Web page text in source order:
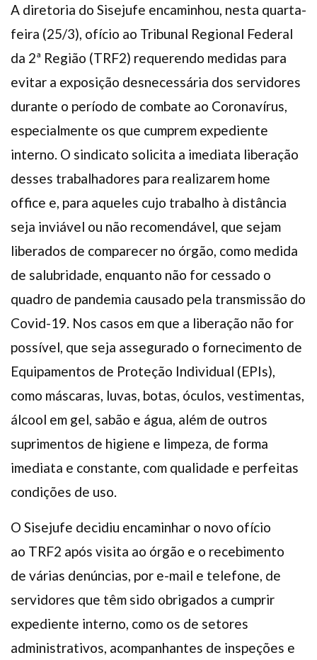
A diretoria do Sisejufe encaminhou, nesta quarta-
feira (25/3), ofício ao Tribunal Regional Federal
da 2ª Região (TRF2) requerendo medidas para
evitar a exposição desnecessária dos servidores
durante o período de combate ao Coronavírus,
especialmente os que cumprem expediente
interno. O sindicato solicita a imediata liberação
desses trabalhadores para realizarem home
office e, para aqueles cujo trabalho à distância
seja inviável ou não recomendável, que sejam
liberados de comparecer no órgão, como medida
de salubridade, enquanto não for cessado o
quadro de pandemia causado pela transmissão do
Covid-19. Nos casos em que a liberação não for
possível, que seja assegurado o fornecimento de
Equipamentos de Proteção Individual (EPIs),
como máscaras, luvas, botas, óculos, vestimentas,
álcool em gel, sabão e água, além de outros
suprimentos de higiene e limpeza, de forma
imediata e constante, com qualidade e perfeitas
condições de uso.
O Sisejufe decidiu encaminhar o novo ofício
ao TRF2 após visita ao órgão e o recebimento
de várias denúncias, por e-mail e telefone, de
servidores que têm sido obrigados a cumprir
expediente interno, como os de setores
administrativos, acompanhantes de inspeções e